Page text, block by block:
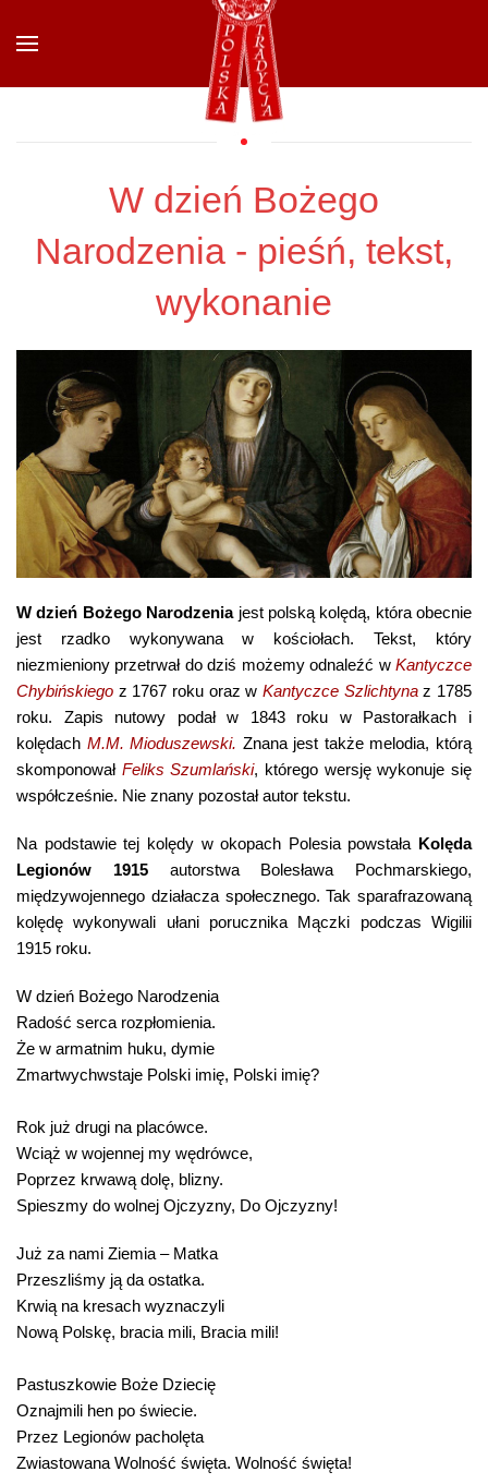
Przejdź do głównej treści
W dzień Bożego
Narodzenia - pieśń, tekst,
wykonanie
W dzień Bożego Narodzeniajest polską kolędą, która obecnie
jest rzadko wykonywana w kościołach. Tekst, który
niezmieniony przetrwał do dziś możemy odnaleźć w Kantyczce
Chybińskiego z 1767 roku oraz w Kantyczce Szlichtynaz 1785
roku. Zapis nutowy podał w 1843 roku w Pastorałkach i
kolędach M.M. Mioduszewski. Znana jest także melodia, którą
skomponował Feliks Szumlański, którego wersję wykonuje się
współcześnie. Nie znany pozostał autor tekstu.
Na podstawie tej kolędy w okopach Polesia powstała Kolęda
Legionów 1915autorstwa Bolesława Pochmarskiego,
międzywojennego działacza społecznego. Tak sparafrazowaną
kolędę wykonywali ułani porucznika Mączki podczas Wigilii
1915 roku.
W dzień Bożego Narodzenia
Radość serca rozpłomienia.
Że w armatnim huku, dymie
Zmartwychwstaje Polski imię, Polski imię?
Rok już drugi na placówce.
Wciąż w wojennej my wędrówce,
Poprzez krwawą dolę, blizny.
Spieszmy do wolnej Ojczyzny, Do Ojczyzny!
Już za nami Ziemia – Matka
Przeszliśmy ją da ostatka.
Krwią na kresach wyznaczyli
Nową Polskę, bracia mili, Bracia mili!
Pastuszkowie Boże Dziecię
Oznajmili hen po świecie.
Przez Legionów pacholęta
Zwiastowana Wolność święta. Wolność święta!